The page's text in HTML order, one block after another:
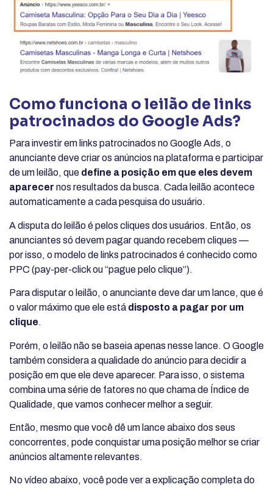
Como funciona o leilão de links
patrocinados do Google Ads?
Para investir em links patrocinados no Google Ads, o
anunciante deve criar os anúncios na plataforma e participar
de um leilão, que define a posição em que eles devem
aparecer nos resultados da busca. Cada leilão acontece
automaticamente a cada pesquisa do usuário.
A disputa do leilão é pelos cliques dos usuários. Então, os
anunciantes só devem pagar quando recebem cliques —
por isso, o modelo de links patrocinados é conhecido como
PPC (pay-per-click ou “pague pelo clique”).
Para disputar o leilão, o anunciante deve dar um lance, que é
o valor máximo que ele está disposto a pagar por um
clique.
Porém, o leilão não se baseia apenas nesse lance. O Google
também considera a qualidade do anúncio para decidir a
posição em que ele deve aparecer. Para isso, o sistema
combina uma série de fatores no que chama de Índice de
Qualidade, que vamos conhecer melhor a seguir.
Então, mesmo que você dê um lance abaixo dos seus
concorrentes, pode conquistar uma posição melhor se criar
anúncios altamente relevantes.
No vídeo abaixo, você pode ver a explicação completa do